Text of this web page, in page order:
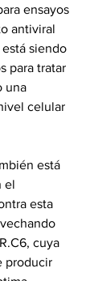
ensayos
antiviral
siendo
para tratar
una
celular
está
el
esta
cuya
producir